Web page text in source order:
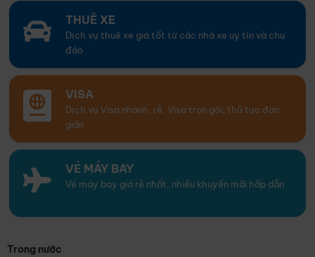
THUÊ XE
Dịch vụ thuê xe giá tốt từ các nhà xe uy tín và chu
đáo
VISA
Dịch vụ Visa nhanh, rẻ. Visa trọn gói, thủ tục đơn
giản
VÉ MÁY BAY
Vé máy bay giá rẻ nhất, nhiều khuyến mãi hấp dẫn
Trong nước